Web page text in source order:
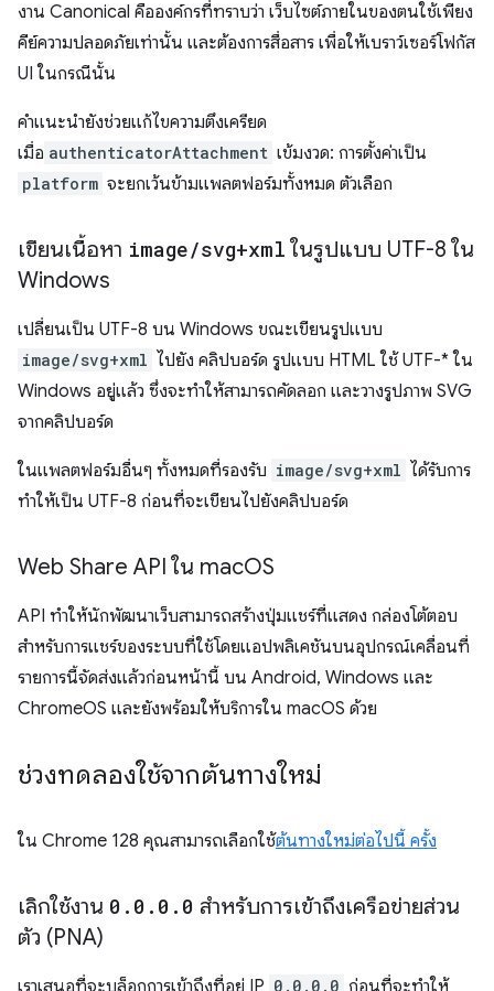
งาน Canonical คือองค์กรที่ทราบว่า เว็บไซต์ภายในของตนใช้เพียง
คีย์ความปลอดภัยเท่านั้น และต้องการสื่อสาร เพื่อให้เบราว์เซอร์โฟกัส
UI ในกรณีนั้น
คำแนะนำยังช่วยแก้ไขความตึงเครียด
เมื่อ authenticatorAttachment เข้มงวด: การตั้งค่าเป็น
platform จะยกเว้นข้ามแพลตฟอร์มทั้งหมด ตัวเลือก
เขียนเนื้อหา image/svg+xml ในรูปแบบ UTF-8 ใน
Windows
เปลี่ยนเป็น UTF-8 บน Windows ขณะเขียนรูปแบบ
image/svg+xml ไปยัง คลิปบอร์ด รูปแบบ HTML ใช้ UTF-* ใน
Windows อยู่แล้ว ซึ่งจะทำให้สามารถคัดลอก และวางรูปภาพ SVG
จากคลิปบอร์ด
ในแพลตฟอร์มอื่นๆ ทั้งหมดที่รองรับ image/svg+xml ได้รับการ
ทำให้เป็น UTF-8 ก่อนที่จะเขียนไปยังคลิปบอร์ด
Web Share API ใน macOS
API ทำให้นักพัฒนาเว็บสามารถสร้างปุ่มแชร์ที่แสดง กล่องโต้ตอบ
สำหรับการแชร์ของระบบที่ใช้โดยแอปพลิเคชันบนอุปกรณ์เคลื่อนที่
รายการนี้จัดส่งแล้วก่อนหน้านี้ บน Android, Windows และ
ChromeOS และยังพร้อมให้บริการใน macOS ด้วย
ช่วงทดลองใช้จากต้นทางใหม่
ใน Chrome 128 คุณสามารถเลือกใช้ต้นทางใหม่ต่อไปนี้ ครั้ง
เลิกใช้งาน 0 . 0 . 0 . 0 สำหรับการเข้าถึงเครือข่ายส่วน
ตัว (PNA)
เราเสนอที่จะบล็อกการเข้าถึงที่อยู่ IP 0.0.0.0 ก่อนที่จะทำให้